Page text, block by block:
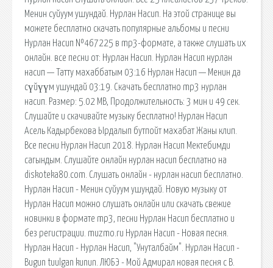
Менин суйуум ушундай. Нурлан Насип. На этой странице вы
можете бесплатно скачать популярные альбомы и песни
Нурлан Насип №467225 в mp3-формате, а также слушать их
онлайн. все песни от: Нурлан Насип. Нурлан Насип нурлан
насип — Татту махаббатым 03:16 Нурлан Насип — Менин да
сүйүүм ушундай 03:19. Скачать бесплатно mp3 нурлан
насип. Размер: 5.02 MB, Продолжительность: 3 мин и 49 сек.
Слушайте и скачивайте музыку бесплатно! Нурлан Насип
Асель Кадырбекова Ырдалып бутпойт махабат Жаны клип.
Все песни Нурлан Насип 2018. Нурлан Насип Мектебимди
сагындым. Слушайте онлайн нурлан насип бесплатно на
diskoteka80.com. Слушать онлайн - нурлан насип бесплатно.
Нурлан Насип - Менин суйуум ушундай. Новую музыку от
Нурлан Насип можно слушать онлайн или скачать свежие
новинки в формате mp3, песни Нурлан Насип бесплатно и
без регистрации. muzmo.ru Нурлан Насип - Новая песня.
Нурлан Насип - Нурлан Насип, "Унуталбайм". Нурлан Насип -
Bugun tuulgan kunun. ЛЮБЭ - Мой Адмирал новая песня с В.